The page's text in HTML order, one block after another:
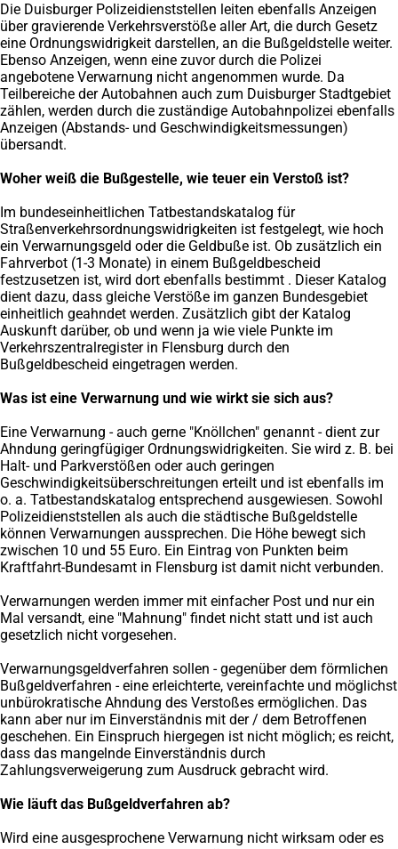
Die Duisburger Polizeidienststellen leiten ebenfalls Anzeigen
über gravierende Verkehrsverstöße aller Art, die durch Gesetz
eine Ordnungswidrigkeit darstellen, an die Bußgeldstelle weiter.
Ebenso Anzeigen, wenn eine zuvor durch die Polizei
angebotene Verwarnung nicht angenommen wurde. Da
Teilbereiche der Autobahnen auch zum Duisburger Stadtgebiet
zählen, werden durch die zuständige Autobahnpolizei ebenfalls
Anzeigen (Abstands- und Geschwindigkeitsmessungen)
übersandt.
Woher weiß die Bußgestelle, wie teuer ein Verstoß ist?
Im bundeseinheitlichen Tatbestandskatalog für
Straßenverkehrsordnungswidrigkeiten ist festgelegt, wie hoch
ein Verwarnungsgeld oder die Geldbuße ist. Ob zusätzlich ein
Fahrverbot (1-3 Monate) in einem Bußgeldbescheid
festzusetzen ist, wird dort ebenfalls bestimmt . Dieser Katalog
dient dazu, dass gleiche Verstöße im ganzen Bundesgebiet
einheitlich geahndet werden. Zusätzlich gibt der Katalog
Auskunft darüber, ob und wenn ja wie viele Punkte im
Verkehrszentralregister in Flensburg durch den
Bußgeldbescheid eingetragen werden.
Was ist eine Verwarnung und wie wirkt sie sich aus?
Eine Verwarnung - auch gerne "Knöllchen" genannt - dient zur
Ahndung geringfügiger Ordnungswidrigkeiten. Sie wird z. B. bei
Halt- und Parkverstößen oder auch geringen
Geschwindigkeitsüberschreitungen erteilt und ist ebenfalls im
o. a. Tatbestandskatalog entsprechend ausgewiesen. Sowohl
Polizeidienststellen als auch die städtische Bußgeldstelle
können Verwarnungen aussprechen. Die Höhe bewegt sich
zwischen 10 und 55 Euro. Ein Eintrag von Punkten beim
Kraftfahrt-Bundesamt in Flensburg ist damit nicht verbunden.
Verwarnungen werden immer mit einfacher Post und nur ein
Mal versandt, eine "Mahnung" findet nicht statt und ist auch
gesetzlich nicht vorgesehen.
Verwarnungsgeldverfahren sollen - gegenüber dem förmlichen
Bußgeldverfahren - eine erleichterte, vereinfachte und möglichst
unbürokratische Ahndung des Verstoßes ermöglichen. Das
kann aber nur im Einverständnis mit der / dem Betroffenen
geschehen. Ein Einspruch hiergegen ist nicht möglich; es reicht,
dass das mangelnde Einverständnis durch
Zahlungsverweigerung zum Ausdruck gebracht wird.
Wie läuft das Bußgeldverfahren ab?
Wird eine ausgesprochene Verwarnung nicht wirksam oder es